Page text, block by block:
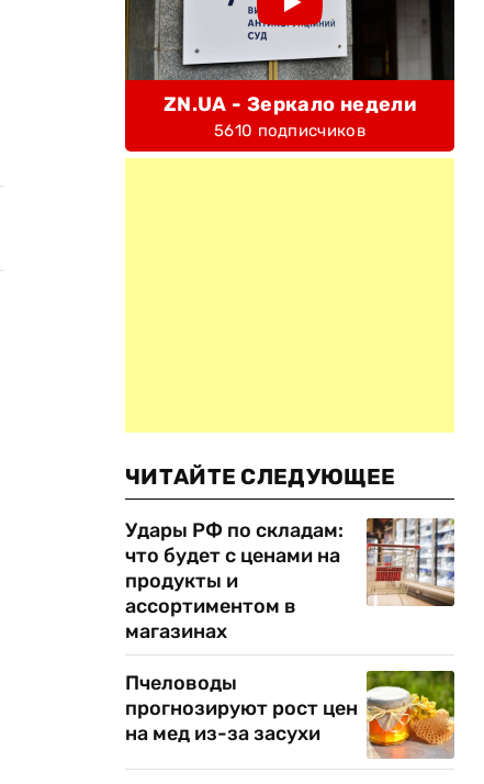
ZN.UA - Зеркало недели
5610 подписчиков
ЧИТАЙТЕ СЛЕДУЮЩЕЕ
Удары РФ по складам:
что будет с ценами на
продукты и
ассортиментом в
магазинах
Пчеловоды
прогнозируют рост цен
на мед из-за засухи